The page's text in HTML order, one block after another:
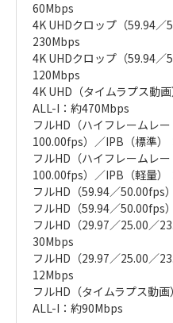
60Mbps
4K UHDクロップ（59.94
230Mbps
4K UHDクロップ（59.94
120Mbps
4K UHD（タイムラプス動
ALL-I：約470Mbps
フルHD（ハイフレームレ
100.00fps）／IPB（標準）
フルHD（ハイフレームレ
100.00fps）／IPB（軽量）
フルHD（59.94／50.00fps
フルHD（59.94／50.00fps
フルHD（29.97／25.00／
30Mbps
フルHD（29.97／25.00／
12Mbps
フルHD（タイムラプス動
ALL-I：約90Mbps